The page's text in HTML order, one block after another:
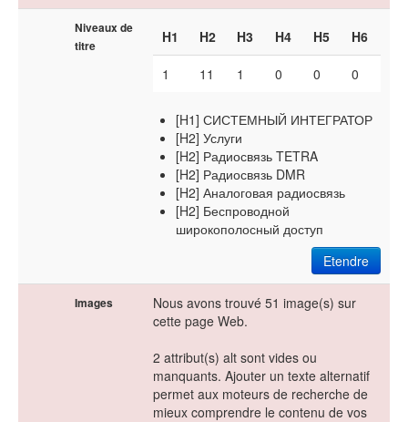
Niveaux de
titre
H1 H2 H3 H4 H5 H6
1 11 1 0 0 0
[H1] СИСТЕМНЫЙ ИНТЕГРАТОР
[H2] Услуги
[H2] Радиосвязь TETRA
[H2] Радиосвязь DMR
[H2] Аналоговая радиосвязь
[H2] Беспроводной
широкополосный доступ
Etendre
Images
Nous avons trouvé 51 image(s) sur
cette page Web.
2 attribut(s) alt sont vides ou
manquants. Ajouter un texte alternatif
permet aux moteurs de recherche de
mieux comprendre le contenu de vos